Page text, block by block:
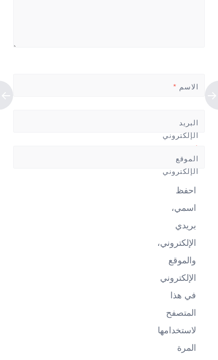
الاسم *
البريد
الإلكتروني
*
الموقع
الإلكتروني
احفظ
اسمي،
بريدي
الإلكتروني،
والموقع
الإلكتروني
في هذا
المتصفح
لاستخدامها
المرة